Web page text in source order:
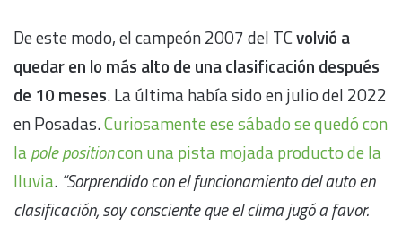
De este modo, el campeón 2007 del TCvolvió a
quedar en lo más alto de una clasificación después
de 10 meses. La última había sido en julio del 2022
en Posadas.Curiosamente ese sábado se quedó con
lapole positioncon una pista mojada producto de la
lluvia. “Sorprendido con el funcionamiento del auto en
clasificación, soy consciente que el clima jugó a favor.